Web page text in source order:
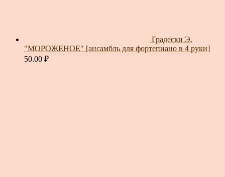
Градески Э.
"МОРОЖЕНОЕ" [ансамбль для фортепиано в 4 руки]
50.00 ₽